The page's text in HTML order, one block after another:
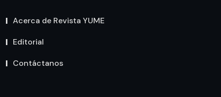
Acerca de Revista YUME
Editorial
Contáctanos